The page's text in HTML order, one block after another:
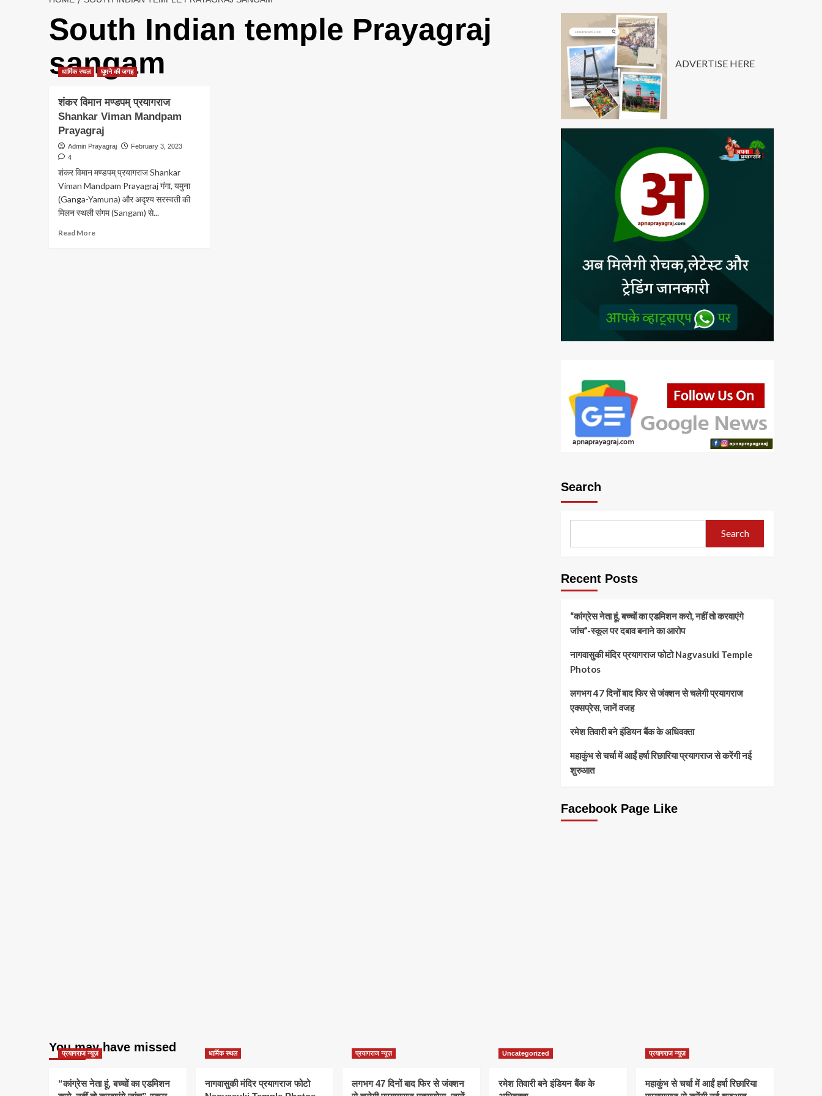
South Indian temple Prayagraj
sangam
धार्मिक स्थल घूमने की जगह
शंकर विमान मण्डपम् प्रयागराज
Shankar Viman Mandpam
Prayagraj
Admin Prayagraj
February 3, 2023
4
शंकर विमान मण्डपम् प्रयागराज Shankar
Viman Mandpam Prayagraj गंगा, यमुना
(Ganga-Yamuna) और अदृश्य सरस्वती की
मिलन स्थली संगम (Sangam) से...
Read MoreRead
ADVERTISE HERE
Search
Search
Recent Posts
“कांग्रेस नेता हूं, बच्चों का एडमिशन करो, नहीं तो करवाएंगे
जांच”-स्कूल पर दबाव बनाने का आरोप
नागवासुकी मंदिर प्रयागराज फोटो Nagvasuki Temple
Photos
लगभग 47 दिनों बाद फिर से जंक्शन से चलेगी प्रयागराज
एक्सप्रेस, जानें वजह
रमेश तिवारी बने इंडियन बैंक के अधिवक्ता
महाकुंभ से चर्चा में आईं हर्षा रिछारिया प्रयागराज से करेंगी नई
शुरुआत
Facebook Page Like
You may have missed
प्रयागराज न्यूज़
“कांग्रेस नेता हूं, बच्चों का एडमिशन
धार्मिक स्थल
नागवासुकी मंदिर प्रयागराज फोटो
प्रयागराज न्यूज़
लगभग 47 दिनों बाद फिर से जंक्शन
Uncategorized
रमेश तिवारी बने इंडियन बैंक के
प्रयागराज न्यूज़
महाकुंभ से चर्चा में आईं हर्षा रिछारिया